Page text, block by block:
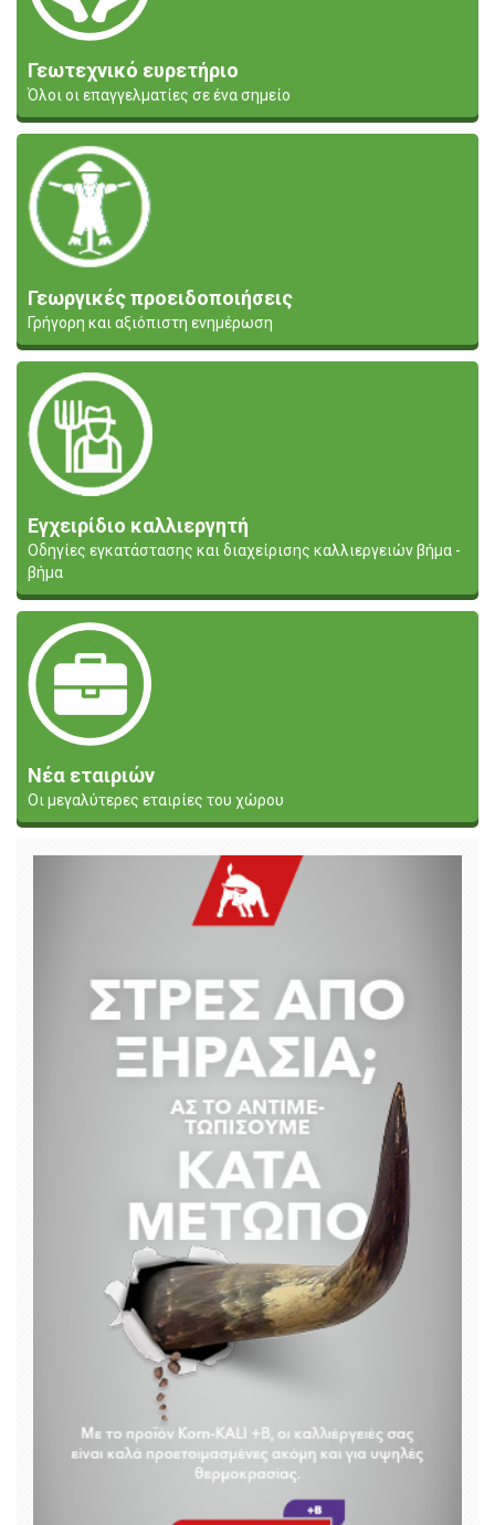
Γεωτεχνικό ευρετήριο
Όλοι οι επαγγελματίες σε ένα σημείο
Γεωργικές προειδοποιήσεις
Γρήγορη και αξιόπιστη ενημέρωση
Εγχειρίδιο καλλιεργητή
Οδηγίες εγκατάστασης και διαχείρισης καλλιεργειών βήμα -
βήμα
Νέα εταιριών
Οι μεγαλύτερες εταιρίες του χώρου